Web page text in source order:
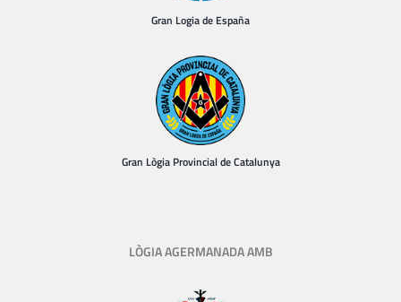
Gran Logia de España
Gran Lògia Provincial de Catalunya
LÒGIA AGERMANADA AMB